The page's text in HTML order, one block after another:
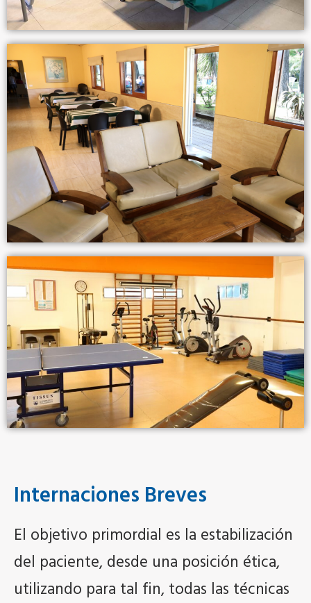
Internaciones Breves
El objetivo primordial es la estabilización
del paciente, desde una posición ética,
utilizando para tal fin, todas las técnicas